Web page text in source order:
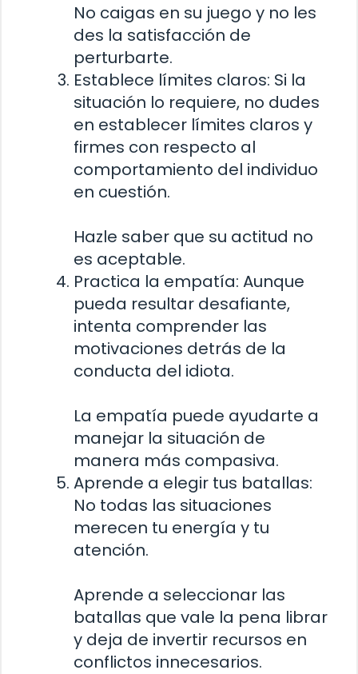
No caigas en su juego y no les
des la satisfacción de
perturbarte.
Establece límites claros: Si la
situación lo requiere, no dudes
en establecer límites claros y
firmes con respecto al
comportamiento del individuo
en cuestión.
Hazle saber que su actitud no
es aceptable.
Practica la empatía: Aunque
pueda resultar desafiante,
intenta comprender las
motivaciones detrás de la
conducta del idiota.
La empatía puede ayudarte a
manejar la situación de
manera más compasiva.
Aprende a elegir tus batallas:
No todas las situaciones
merecen tu energía y tu
atención.
Aprende a seleccionar las
batallas que vale la pena librar
y deja de invertir recursos en
conflictos innecesarios.